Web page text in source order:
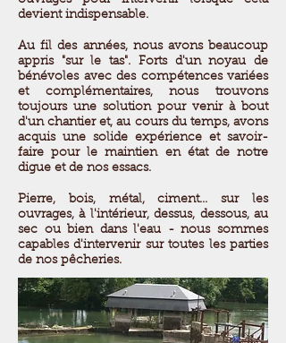
devient indispensable.
Au fil des années, nous avons beaucoup
appris "sur le tas". Forts d'un noyau de
bénévoles avec des compétences variées
et complémentaires, nous trouvons
toujours une solution pour venir à bout
d'un chantier et, au cours du temps, avons
acquis une solide expérience et savoir-
faire pour le maintien en état de notre
digue et de nos essacs.
Pierre, bois, métal, ciment... sur les
ouvrages, à l'intérieur, dessus, dessous, au
sec ou bien dans l'eau - nous sommes
capables d'intervenir sur toutes les parties
de nos pêcheries.